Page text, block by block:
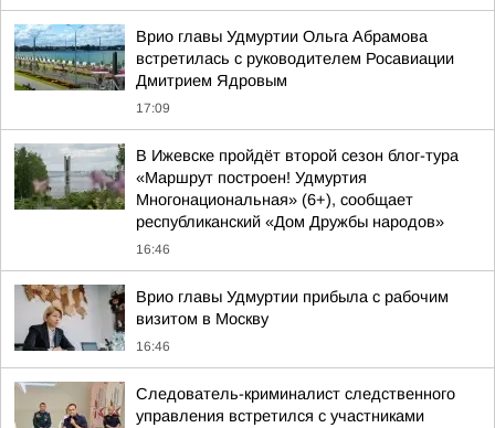
Врио главы Удмуртии Ольга Абрамова
встретилась с руководителем Росавиации
Дмитрием Ядровым
17:09
В Ижевске пройдёт второй сезон блог-тура
«Маршрут построен! Удмуртия
Многонациональная» (6+), сообщает
республиканский «Дом Дружбы народов»
16:46
Врио главы Удмуртии прибыла с рабочим
визитом в Москву
16:46
Следователь-криминалист следственного
управления встретился с участниками